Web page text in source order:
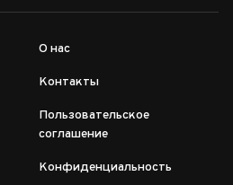
О нас
Контакты
Пользовательское
соглашение
Конфиденциальность